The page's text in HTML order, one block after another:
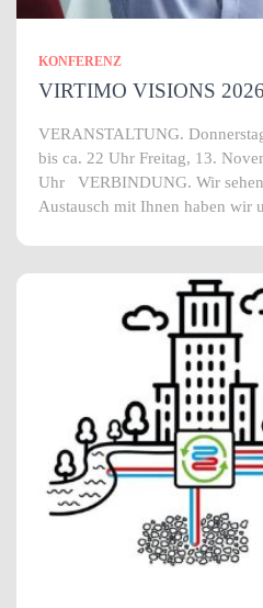
KONFERENZ
VIRTIMO VISIONS
VERANSTALTUNG.
bis ca. 22 Uhr Freitag, 13.
Uhr VERBINDUNG. Wir
Austausch mit Ihnen haben wir